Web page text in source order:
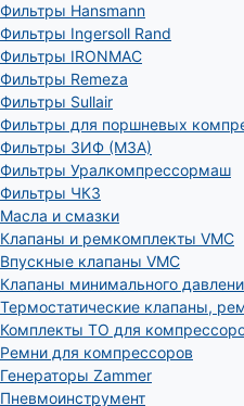
Фильтры Hansmann
Фильтры Ingersoll Rand
Фильтры IRONMAC
Фильтры Remeza
Фильтры Sullair
Фильтры для поршневых
Фильтры ЗИФ (МЗА)
Фильтры Уралкомпрессормаш
Фильтры ЧКЗ
Масла и смазки
Клапаны и ремкомплекты VMC
Впускные клапаны VMC
Клапаны минимального
Термостатические клапаны,
Комплекты ТО для
Ремни для компрессоров
Генераторы Zammer
Пневмоинструмент